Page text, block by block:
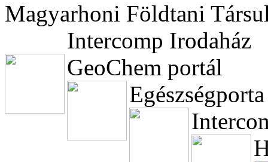
Magyarhoni Földtani
Intercomp Irodaház
GeoChem portál